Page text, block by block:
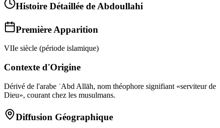
Histoire Détaillée de Abdoullahi
Première Apparition
VIIe siècle (période islamique)
Contexte d'Origine
Dérivé de l'arabe ʿAbd Allāh, nom théophore signifiant «serviteur de
Dieu», courant chez les musulmans.
Diffusion Géographique